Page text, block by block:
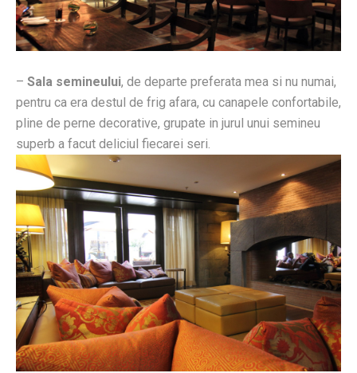
– Sala semineului, de departe preferata mea si nu numai,
pentru ca era destul de frig afara, cu canapele confortabile,
pline de perne decorative, grupate in jurul unui semineu
superb a facut deliciul fiecarei seri.